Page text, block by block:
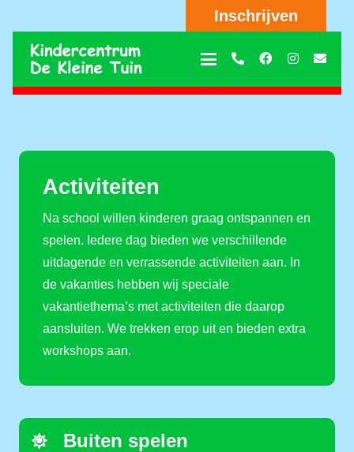
Inschrijven
Activiteiten
Na school willen kinderen graag ontspannen en
spelen. Iedere dag bieden we verschillende
uitdagende en verrassende activiteiten aan. In
de vakanties hebben wij speciale
vakantiethema’s met activiteiten die daarop
aansluiten. We trekken erop uit en bieden extra
workshops aan.
Buiten spelen